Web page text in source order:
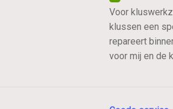
Voor
klussen een
repareert
voor mij en de